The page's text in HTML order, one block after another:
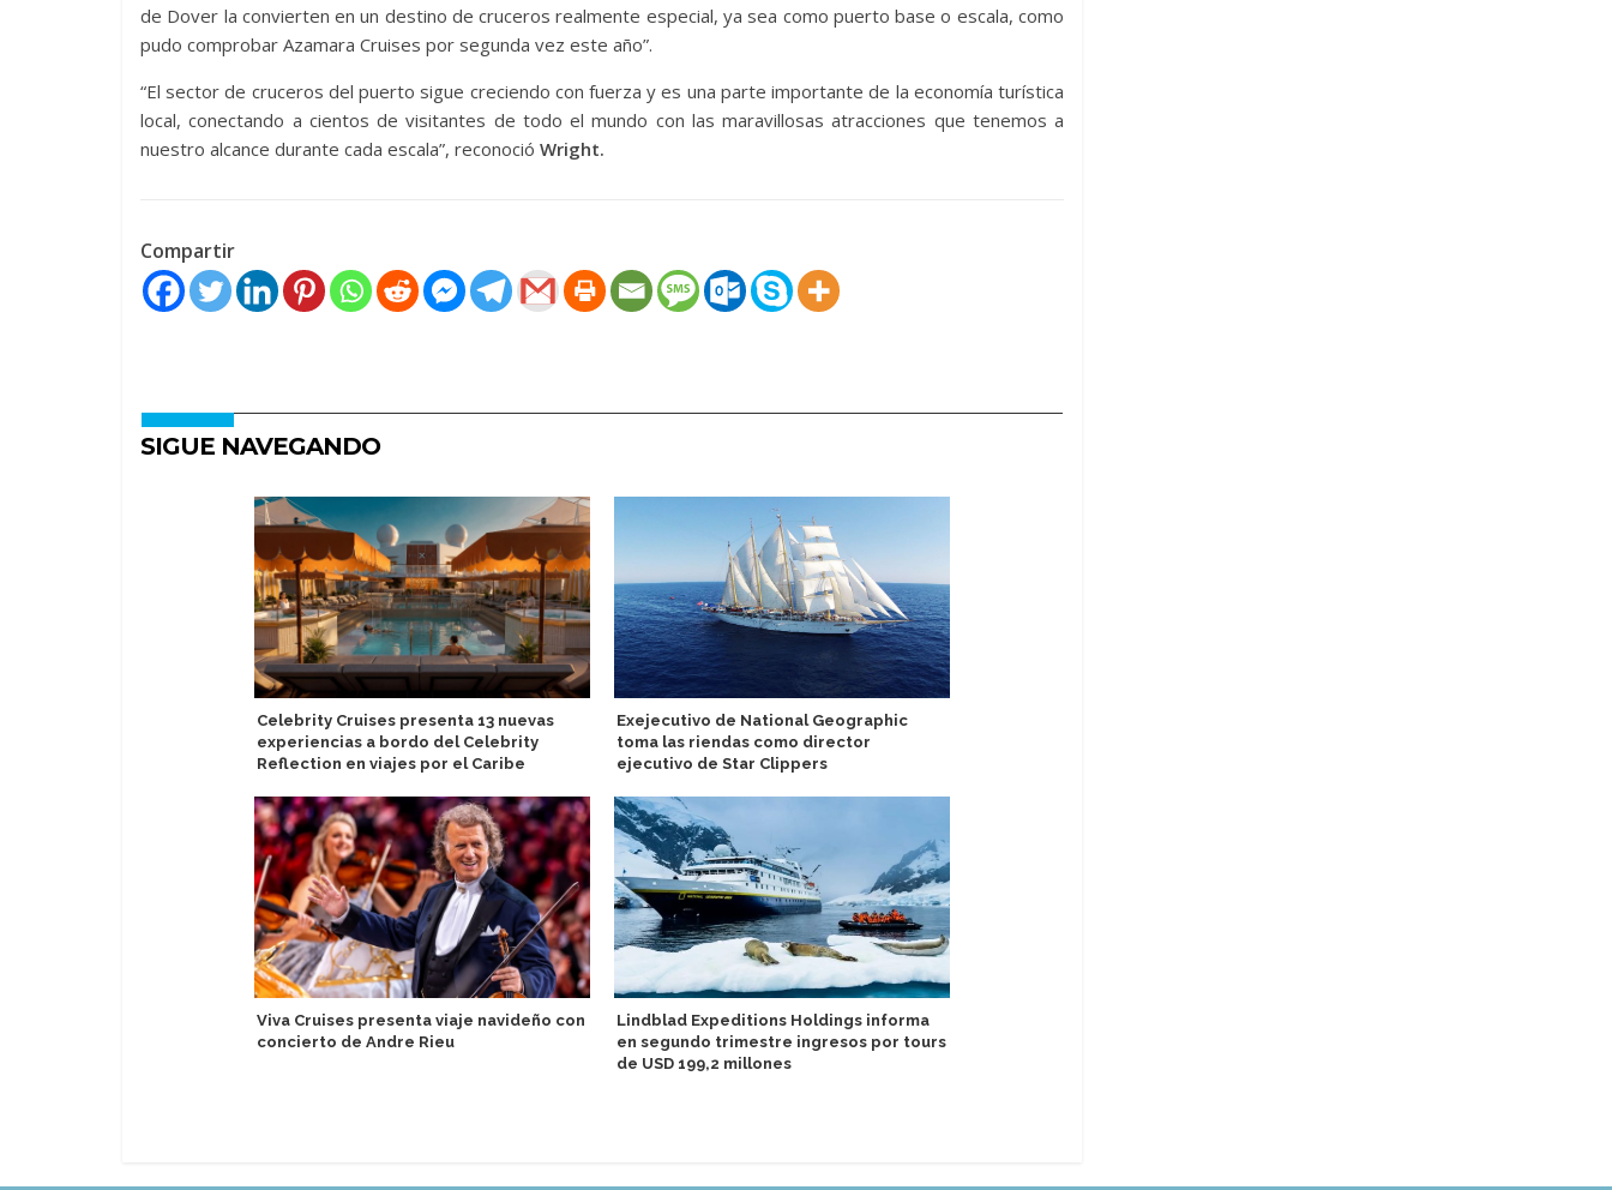
de Dover la convierten en un destino de cruceros realmente especial, ya sea como puerto base o escala, como
pudo comprobar Azamara Cruises por segunda vez este año”.
“El sector de cruceros del puerto sigue creciendo con fuerza y ​​es una parte importante de la economía turística
local, conectando a cientos de visitantes de todo el mundo con las maravillosas atracciones que tenemos a
nuestro alcance durante cada escala”, reconoció Wright.
Compartir
SIGUE NAVEGANDO
Celebrity Cruises presenta 13 nuevas
experiencias a bordo del Celebrity
Reflection en viajes por el Caribe
Viva Cruises presenta viaje navideño con
concierto de Andre Rieu
Exejecutivo de National Geographic
toma las riendas como director
ejecutivo de Star Clippers
Lindblad Expeditions Holdings informa
en segundo trimestre ingresos por tours
de USD 199,2 millones